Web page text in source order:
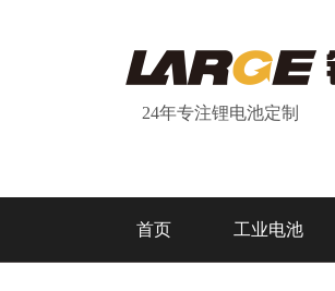
24年专注锂电池定制
首页 工业电池